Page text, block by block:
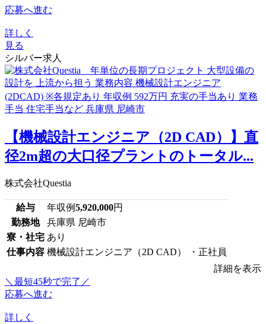
応募へ進む
詳しく
見る
シルバー求人
【機械設計エンジニア（2D CAD）】直
径2m超の大口径プラントのトータル...
株式会社Questia
給与 年収例5,920,000円
勤務地
兵庫県 尼崎市
寮・社宅 あり
仕事内容 機械設計エンジニア（2D CAD） ・正社員
詳細を表示
＼最短45秒で完了／
応募へ進む
詳しく